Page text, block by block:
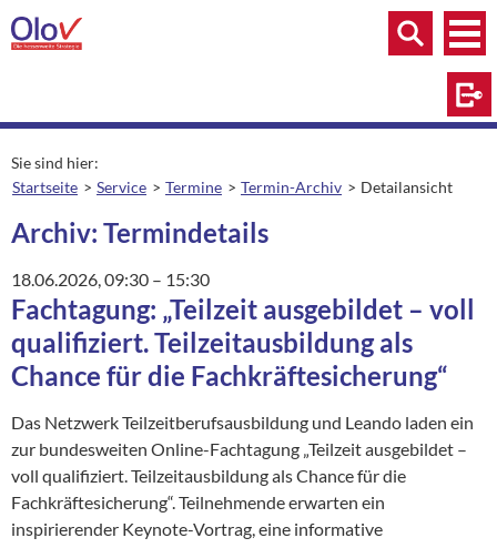
Zum Inhalt springen
Menü
Menü
Suche
Sie sind hier:
Startseite
Service Termine Termin-Archiv aktuelle Seite:
Detailansicht
Archiv: Termindetails
18.06.2026, 09:30 – 15:30
Fachtagung: „Teilzeit ausgebildet – voll
qualifiziert. Teilzeitausbildung als
Chance für die Fachkräftesicherung“
Das Netzwerk Teilzeitberufsausbildung und Leando laden ein
zur bundesweiten Online-Fachtagung „Teilzeit ausgebildet –
voll qualifiziert. Teilzeitausbildung als Chance für die
Fachkräftesicherung“. Teilnehmende erwarten ein
inspirierender Keynote-Vortrag, eine informative